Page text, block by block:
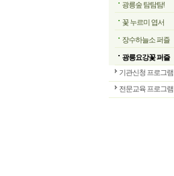
광릉숲 탐탐탐!
꽃 누르미 엽서
장수하늘소 퍼즐
광릉요강꽃 퍼즐
기관신청 프로그램
전문교육 프로그램